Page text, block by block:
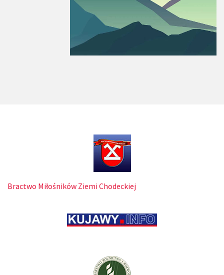
Bractwo Miłośników Ziemi Chodeckiej